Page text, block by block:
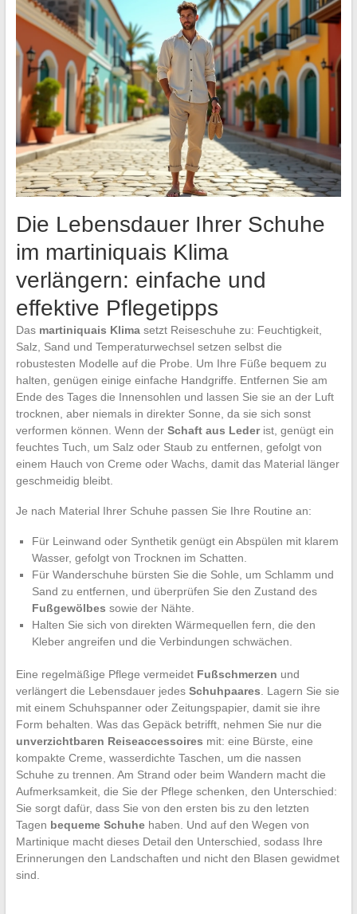
Die Lebensdauer Ihrer Schuhe
im martiniquais Klima
verlängern: einfache und
effektive Pflegetipps
Das martiniquais Klimasetzt Reiseschuhe zu: Feuchtigkeit,
Salz, Sand und Temperaturwechsel setzen selbst die
robustesten Modelle auf die Probe. Um Ihre Füße bequem zu
halten, genügen einige einfache Handgriffe. Entfernen Sie am
Ende des Tages die Innensohlen und lassen Sie sie an der Luft
trocknen, aber niemals in direkter Sonne, da sie sich sonst
verformen können. Wenn der Schaft aus Lederist, genügt ein
feuchtes Tuch, um Salz oder Staub zu entfernen, gefolgt von
einem Hauch von Creme oder Wachs, damit das Material länger
geschmeidig bleibt.
Je nach Material Ihrer Schuhe passen Sie Ihre Routine an:
Für Leinwand oder Synthetik genügt ein Abspülen mit klarem
Wasser, gefolgt von Trocknen im Schatten.
Für Wanderschuhe bürsten Sie die Sohle, um Schlamm und
Sand zu entfernen, und überprüfen Sie den Zustand des
Fußgewölbes sowie der Nähte.
Halten Sie sich von direkten Wärmequellen fern, die den
Kleber angreifen und die Verbindungen schwächen.
Eine regelmäßige Pflege vermeidet Fußschmerzen und
verlängert die Lebensdauer jedes Schuhpaares . Lagern Sie sie
mit einem Schuhspanner oder Zeitungspapier, damit sie ihre
Form behalten. Was das Gepäck betrifft, nehmen Sie nur die
unverzichtbaren Reiseaccessoires mit: eine Bürste, eine
kompakte Creme, wasserdichte Taschen, um die nassen
Schuhe zu trennen. Am Strand oder beim Wandern macht die
Aufmerksamkeit, die Sie der Pflege schenken, den Unterschied:
Sie sorgt dafür, dass Sie von den ersten bis zu den letzten
Tagen bequeme Schuhehaben. Und auf den Wegen von
Martinique macht dieses Detail den Unterschied, sodass Ihre
Erinnerungen den Landschaften und nicht den Blasen gewidmet
sind.